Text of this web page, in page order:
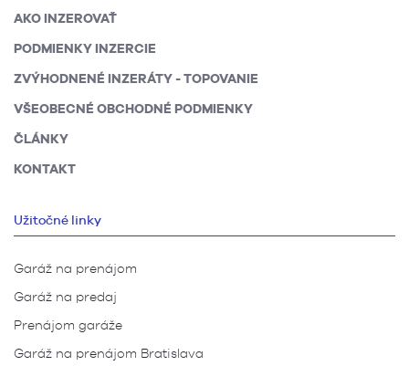
AKO INZEROVAŤ
PODMIENKY INZERCIE
ZVÝHODNENÉ INZERÁTY - TOPOVANIE
VŠEOBECNÉ OBCHODNÉ PODMIENKY
ČLÁNKY
KONTAKT
Užitočné linky
Garáž na prenájom
Garáž na predaj
Prenájom garáže
Garáž na prenájom Bratislava